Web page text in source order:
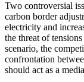
Two controversial
carbon border
electricity and
the threat of
scenario, the
con­frontation
should act as a